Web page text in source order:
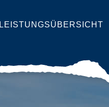
LEISTUNGSÜBERSICHT